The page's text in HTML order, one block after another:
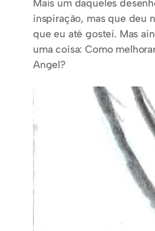
Mais um daqueles
inspiração, mas que deu
que eu até gostei. Mas
uma coisa: Como
Angel?